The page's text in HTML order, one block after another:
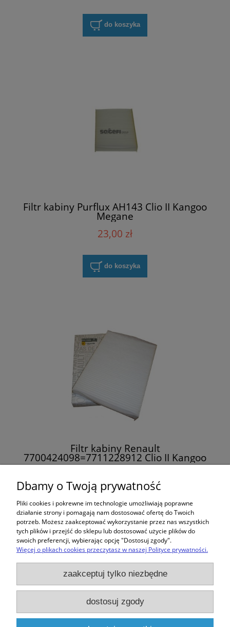
do koszyka
Filtr kabiny Purflux AH143 Clio II Kangoo
Megane
23,00 zł
do koszyka
Filtr kabiny Renault
7700424098=7711228912 Clio II Kangoo
Megane
do koszyka
Zakupy
Pomoc
Moje konto
Dbamy o Twoją prywatność
Pliki cookies i pokrewne im technologie umożliwiają poprawne
działanie strony i pomagają nam dostosować ofertę do Twoich
potrzeb. Możesz zaakceptować wykorzystanie przez nas wszystkich
tych plików i przejść do sklepu lub dostosować użycie plików do
swoich preferencji, wybierając opcję "Dostosuj zgody".
Więcej o plikach cookies przeczytasz w naszej Polityce prywatności.
zaakceptuj tylko niezbędne
dostosuj zgody